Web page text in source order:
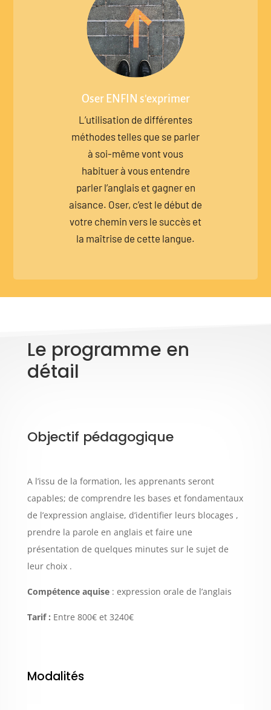
Oser ENFIN s'exprimer
L’utilisation de différentes
méthodes telles que se parler
à soi-même vont vous
habituer à vous entendre
parler l’anglais et gagner en
aisance. Oser, c’est le début de
votre chemin vers le succès et
la maîtrise de cette langue.
Le programme en
détail
Objectif pédagogique
A l’issu de la formation, les apprenants seront
capables; de comprendre les bases et fondamentaux
de l’expression anglaise, d’identifier leurs blocages ,
prendre la parole en anglais et faire une
présentation de quelques minutes sur le sujet de
leur choix .
Compétence aquise: expression orale de l’anglais
Tarif : Entre 800€ et 3240€
Modalités